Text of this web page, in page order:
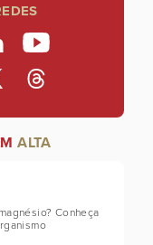
ALTA
Conheça